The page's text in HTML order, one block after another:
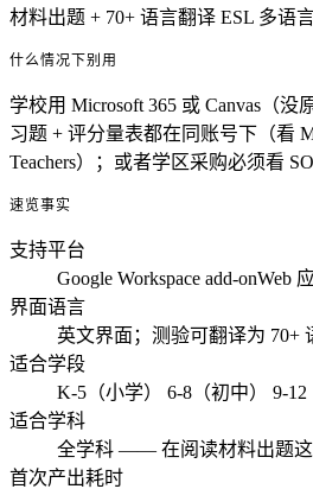
材料出题 + 70+ 语言翻译 ESL 多语言
什么情况下别用
学校用 Microsoft 365 或 Canvas（
习题 + 评分量表都在同账号下（看
Teachers）；或者学区采购必须看
速览事实
支持平台
Google Workspace add-onWeb
界面语言
英文界面；测验可翻译为 70+
适合学段
K-5（小学） 6-8（初中） 9-12
适合学科
全学科 —— 在阅读材料出题这
首次产出耗时